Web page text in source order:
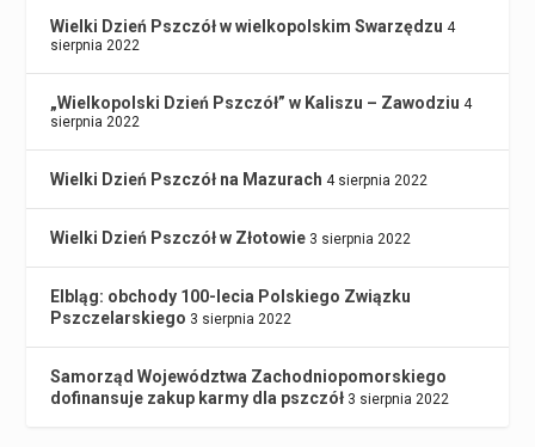
Wielki Dzień Pszczół w wielkopolskim Swarzędzu 4
sierpnia 2022
„Wielkopolski Dzień Pszczół” w Kaliszu – Zawodziu 4
sierpnia 2022
Wielki Dzień Pszczół na Mazurach 4 sierpnia 2022
Wielki Dzień Pszczół w Złotowie 3 sierpnia 2022
Elbląg: obchody 100-lecia Polskiego Związku
Pszczelarskiego 3 sierpnia 2022
Samorząd Województwa Zachodniopomorskiego
dofinansuje zakup karmy dla pszczół 3 sierpnia 2022